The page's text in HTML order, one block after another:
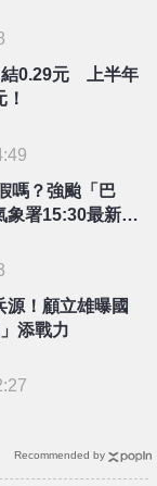
結0.29元 上半年
嗎？強颱「巴
署15:30最新說
源！顧立雄曝國
添戰力
Recommended by